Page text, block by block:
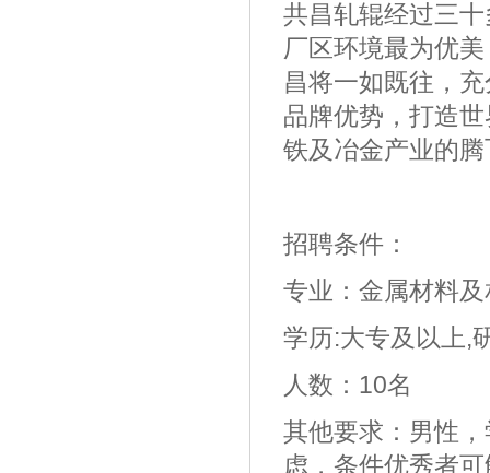
共昌轧辊经过三
厂区环境最为优
昌将一如既往，
品牌优势，打造
铁及冶金产业的
招聘条件：
专业：金属材料
学历:大专及以上,
人数：10名
其他要求：男性
虑，条件优秀者